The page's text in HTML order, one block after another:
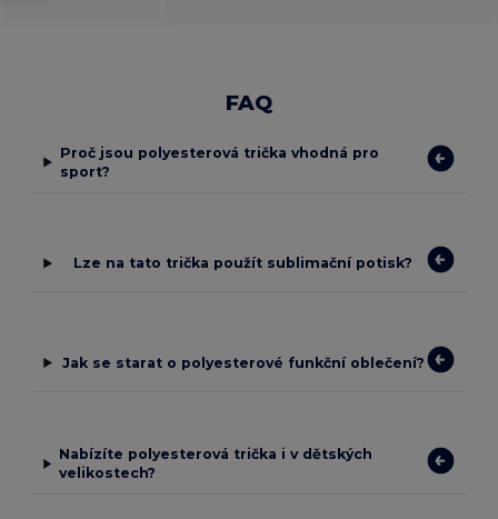
FAQ
Proč jsou polyesterová trička vhodná pro
sport?
Lze na tato trička použít sublimační potisk?
Jak se starat o polyesterové funkční oblečení?
Nabízíte polyesterová trička i v dětských
velikostech?